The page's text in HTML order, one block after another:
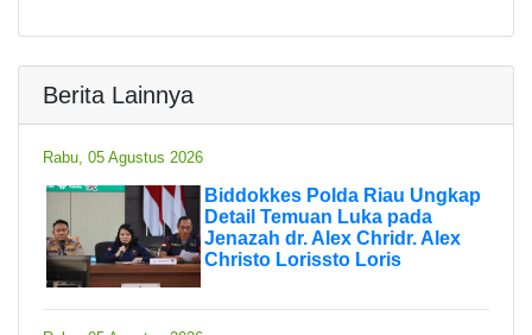
Berita Lainnya
Rabu, 05 Agustus 2026
Biddokkes Polda Riau Ungkap
Detail Temuan Luka pada
Jenazah dr. Alex Chridr. Alex
Christo Lorissto Loris